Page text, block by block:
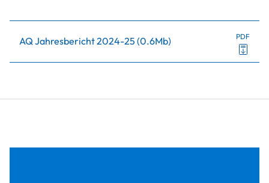
AQ Jahresbericht 2024-25 (0.6Mb) PDF